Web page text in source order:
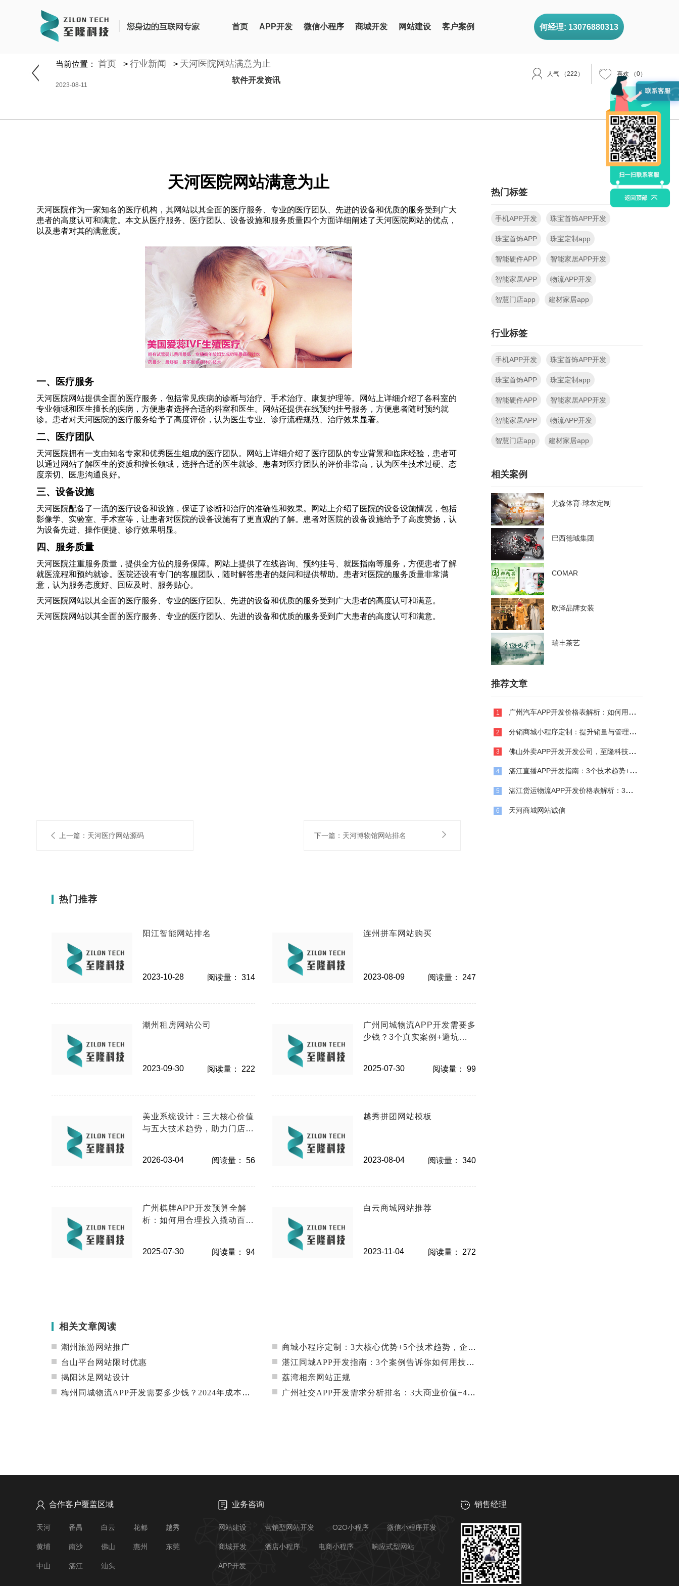
首页 APP开发 微信小程序 商城开发 网站建设 客户案例
软件开发资讯
何经理: 13076880313
当前位置： 首页 > 行业新闻 > 天河医院网站满意为止
2023-08-11
人气 （222） 喜欢 （0）
天河医院网站满意为止
天河医院作为一家知名的医疗机构，其网站以其全面的医疗服务、专业的医疗团队、先进的设备和优质的服务受到广大
患者的高度认可和满意。本文从医疗服务、医疗团队、设备设施和服务质量四个方面详细阐述了天河医院网站的优点，
以及患者对其的满意度。
一、医疗服务
天河医院网站提供全面的医疗服务，包括常见疾病的诊断与治疗、手术治疗、康复护理等。网站上详细介绍了各科室的
专业领域和医生擅长的疾病，方便患者选择合适的科室和医生。网站还提供在线预约挂号服务，方便患者随时预约就
诊。患者对天河医院的医疗服务给予了高度评价，认为医生专业、诊疗流程规范、治疗效果显著。
二、医疗团队
天河医院拥有一支由知名专家和优秀医生组成的医疗团队。网站上详细介绍了医疗团队的专业背景和临床经验，患者可
以通过网站了解医生的资质和擅长领域，选择合适的医生就诊。患者对医疗团队的评价非常高，认为医生技术过硬、态
度亲切、医患沟通良好。
三、设备设施
天河医院配备了一流的医疗设备和设施，保证了诊断和治疗的准确性和效果。网站上介绍了医院的设备设施情况，包括
影像学、实验室、手术室等，让患者对医院的设备设施有了更直观的了解。患者对医院的设备设施给予了高度赞扬，认
为设备先进、操作便捷、诊疗效果明显。
四、服务质量
天河医院注重服务质量，提供全方位的服务保障。网站上提供了在线咨询、预约挂号、就医指南等服务，方便患者了解
就医流程和预约就诊。医院还设有专门的客服团队，随时解答患者的疑问和提供帮助。患者对医院的服务质量非常满
意，认为服务态度好、回应及时、服务贴心。
天河医院网站以其全面的医疗服务、专业的医疗团队、先进的设备和优质的服务受到广大患者的高度认可和满意。
天河医院网站以其全面的医疗服务、专业的医疗团队、先进的设备和优质的服务受到广大患者的高度认可和满意。
热门标签
手机APP开发 珠宝首饰APP开发
珠宝首饰APP 珠宝定制app
智能硬件APP 智能家居APP开发
智能家居APP 物流APP开发
智慧门店app 建材家居app
行业标签
手机APP开发 珠宝首饰APP开发
珠宝首饰APP 珠宝定制app
智能硬件APP 智能家居APP开发
智能家居APP 物流APP开发
智慧门店app 建材家居app
相关案例
尤森体育-球衣定制
巴西德珹集团
COMAR
欧泽品牌女装
瑞丰茶艺
推荐文章
1 广州汽车APP开发价格表解析：如何用高性价比方案抢占智能出行市场？
2 分销商城小程序定制：提升销量与管理效率的终极指南
3 佛山外卖APP开发开发公司，至隆科技为你解答
4 湛江直播APP开发指南：3个技术趋势+2个商业案例，传统企业如何借势破局？
5 湛江货运物流APP开发价格表解析：3万vs30万，企业主如何避坑？
6 天河商城网站诚信
上一篇：天河医疗网站源码 下一篇：天河博物馆网站排名
热门推荐
阳江智能网站排名
2023-10-28 阅读量： 314
连州拼车网站购买
2023-08-09 阅读量： 247
潮州租房网站公司
2023-09-30 阅读量： 222
广州同城物流APP开发需要多
少钱？3个真实案例+避坑指
2025-07-30 阅读量： 99
美业系统设计：三大核心价值
与五大技术趋势，助力门店数
2026-03-04 阅读量： 56
越秀拼团网站模板
2023-08-04 阅读量： 340
广州棋牌APP开发预算全解
析：如何用合理投入撬动百万
2025-07-30 阅读量： 94
白云商城网站推荐
2023-11-04 阅读量： 272
相关文章阅读
潮州旅游网站推广
商城小程序定制：3大核心优势+5个技术趋势，企业线上化必看
台山平台网站限时优惠
湛江同城APP开发指南：3个案例告诉你如何用技术撬动本地商业增长
揭阳沐足网站设计
荔湾相亲网站正规
梅州同城物流APP开发需要多少钱？2024年成本解析+避坑指南
广州社交APP开发需求分析排名：3大商业价值+4个技术趋势，企业主必看指南
合作客户覆盖区域
天河 番禺 白云 花都 越秀
黄埔 南沙 佛山 惠州 东莞
中山 湛江 汕头
业务咨询
网站建设 营销型网站开发 O2O小程序 微信小程序开发
商城开发 酒店小程序 电商小程序 响应式型网站
APP开发
销售经理